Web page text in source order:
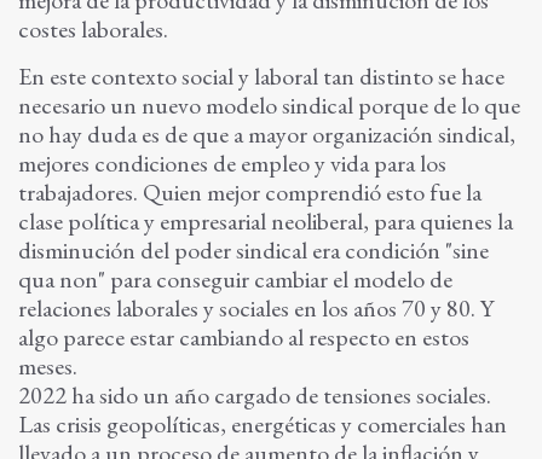
costes laborales.
En este contexto social y laboral tan distinto se hace
necesario un nuevo modelo sindical porque de lo que
no hay duda es de que a mayor organización sindical,
mejores condiciones de empleo y vida para los
trabajadores. Quien mejor comprendió esto fue la
clase política y empresarial neoliberal, para quienes la
disminución del poder sindical era condición "sine
qua non" para conseguir cambiar el modelo de
relaciones laborales y sociales en los años 70 y 80. Y
algo parece estar cambiando al respecto en estos
meses.
2022 ha sido un año cargado de tensiones sociales.
Las crisis geopolíticas, energéticas y comerciales han